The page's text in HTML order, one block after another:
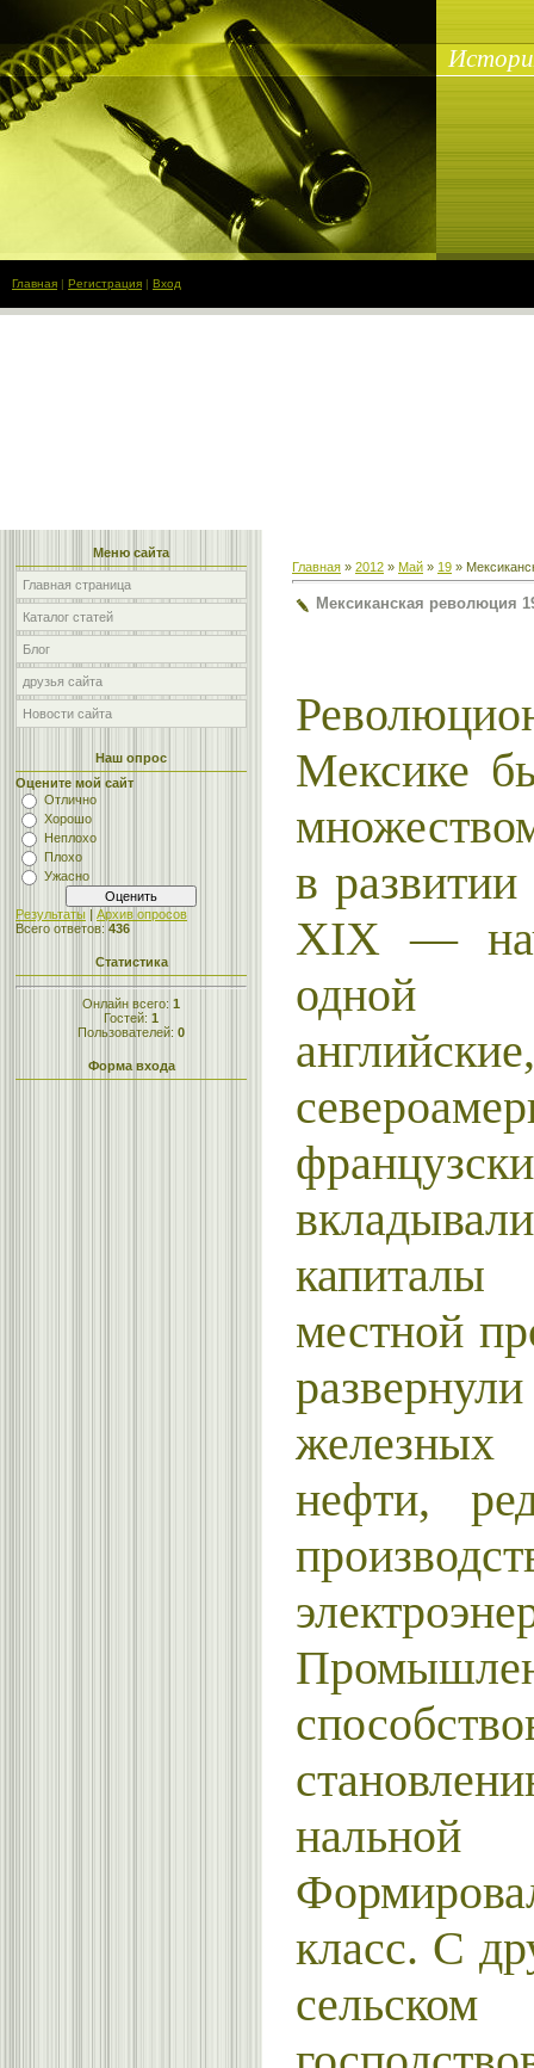
Главная | Регистрация | Вход
Меню сайта
Главная страница
Каталог статей
Блог
друзья сайта
Новости сайта
Наш опрос
Оцените мой сайт
Отлично
Хорошо
Неплохо
Плохо
Ужасно
Результаты | Архив опросов
Всего ответов: 436
Статистика
Онлайн всего: 1
Гостей: 1
Пользователей: 0
Форма входа
Главная » 2012 » Май » 19 »
Мексиканская революция
Мексике
в
XIX —
одной
английские,
местной
железных
нефти,
класс. С